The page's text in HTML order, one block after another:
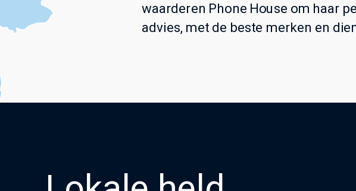
waarderen Phone House om haar
advies, met de beste merken en